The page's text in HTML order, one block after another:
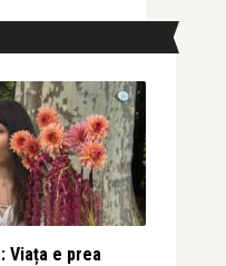
Viața e prea